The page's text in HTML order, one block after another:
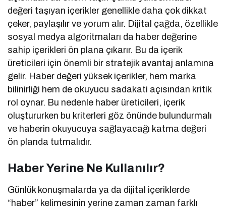
değeri taşıyan içerikler genellikle daha çok dikkat
çeker, paylaşılır ve yorum alır. Dijital çağda, özellikle
sosyal medya algoritmaları da haber değerine
sahip içerikleri ön plana çıkarır. Bu da içerik
üreticileri için önemli bir stratejik avantaj anlamına
gelir. Haber değeri yüksek içerikler, hem marka
bilinirliği hem de okuyucu sadakati açısından kritik
rol oynar. Bu nedenle haber üreticileri, içerik
oluştururken bu kriterleri göz önünde bulundurmalı
ve haberin okuyucuya sağlayacağı katma değeri
ön planda tutmalıdır.
Haber Yerine Ne Kullanılır?
Günlük konuşmalarda ya da dijital içeriklerde
“haber” kelimesinin yerine zaman zaman farklı